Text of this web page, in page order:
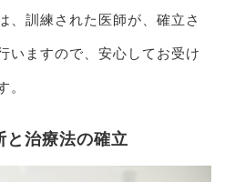
、訓練された医師が、確立さ
いますので、安心してお受け
。
と治療法の確立